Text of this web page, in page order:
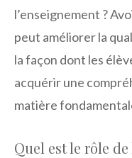
l’enseignement ?
peut améliorer la
la façon dont les
acquérir une
matière
Quel est le rôle